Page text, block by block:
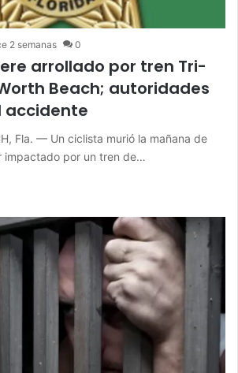
2 semanas 0
arrollado por tren Tri-
Beach; autoridades
accidente
Fla. — Un ciclista murió la mañana de
impactado por un tren de…